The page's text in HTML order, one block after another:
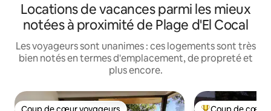
Locations de vacances parmi les mieux
notées à proximité de Plage d'El Cocal
Les voyageurs sont unanimes : ces logements sont très
bien notés en termes d'emplacement, de propreté et
plus encore.